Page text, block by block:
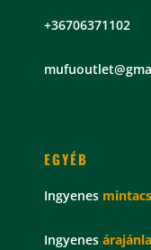
+36706371102
mu
EGYÉB
Ingyenes
Ingyenes